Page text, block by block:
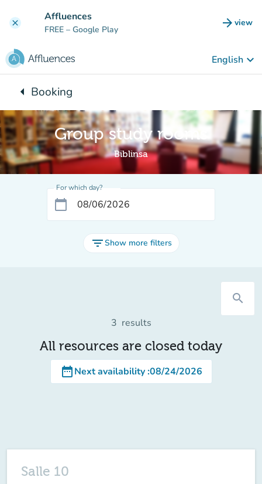
clear Affluences
FREE – Google Play arrow_forward view
(new
English keyboard_arrow_down
arrow_leftBack to:
Booking
Group study rooms
Biblinsa
For which day?
calendar_today
filter_listShow more filters
search
3 results
All resources are closed today
date_rangeNext availability:08/24/2026
Salle 10